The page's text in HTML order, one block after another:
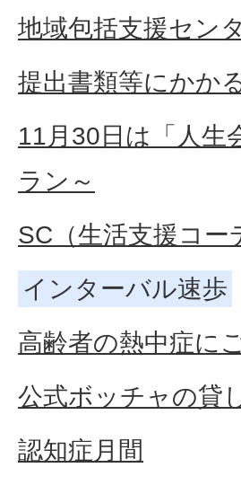
地域包括支援セン
提出書類等にかか
11月30日は「人生
ラン～
SC（生活支援コー
インターバル速歩
高齢者の熱中症に
公式ボッチャの貸
認知症月間